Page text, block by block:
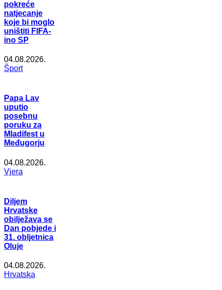
pokreće
natjecanje
koje bi moglo
uništiti FIFA-
ino SP
04.08.2026.
Šport
Papa Lav
uputio
posebnu
poruku za
Mladifest u
Međugorju
04.08.2026.
Vjera
Diljem
Hrvatske
obilježava se
Dan pobjede i
31. obljetnica
Oluje
04.08.2026.
Hrvatska